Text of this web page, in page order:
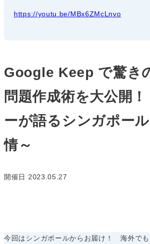
https://youtu.be/MBx6ZMcLnvo
Google Keep で驚き
問題作成術を大公開
ーが語るシンガポー
情～
開催日 2023.05.27
今回はシンガポールからお届け！ 海外でも